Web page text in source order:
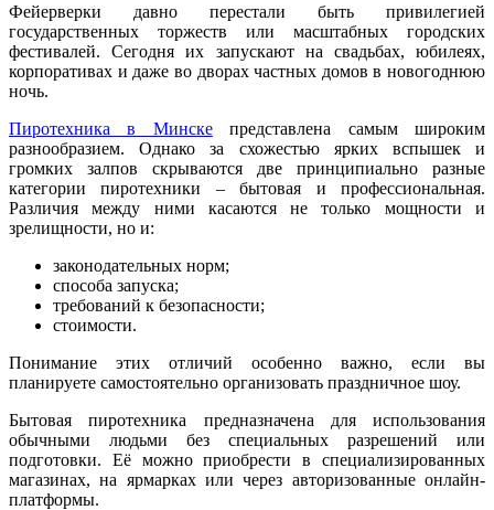
Фейерверки давно перестали быть привилегией
государственных торжеств или масштабных городских
фестивалей. Сегодня их запускают на свадьбах, юбилеях,
корпоративах и даже во дворах частных домов в новогоднюю
ночь.
Пиротехника в Минскепредставлена самым широким
разнообразием. Однако за схожестью ярких вспышек и
громких залпов скрываются две принципиально разные
категории пиротехники – бытовая и профессиональная.
Различия между ними касаются не только мощности и
зрелищности, но и:
законодательных норм;
способа запуска;
требований к безопасности;
стоимости.
Понимание этих отличий особенно важно, если вы
планируете самостоятельно организовать праздничное шоу.
Бытовая пиротехника предназначена для использования
обычными людьми без специальных разрешений или
подготовки. Её можно приобрести в специализированных
магазинах, на ярмарках или через авторизованные онлайн-
платформы.